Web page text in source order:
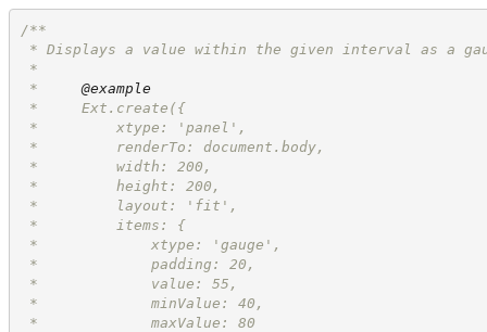
/**
* Displays a value within the given interval as a
*
* @example
*     Ext.create({
*         xtype: 'panel',
*         renderTo: document.body,
*         width: 200,
*         height: 200,
*         layout: 'fit',
*         items: {
*             xtype: 'gauge',
*             padding: 20,
*             value: 55,
*             minValue: 40,
*             maxValue: 80